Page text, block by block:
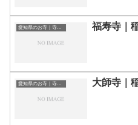
愛知県のお寺｜寺院一覧 福寿寺｜
愛知県のお寺｜寺院一覧 大師寺｜